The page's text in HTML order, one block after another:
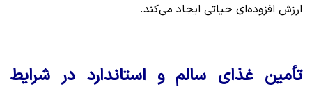
ارزش افزوده‌ای حیاتی ایجاد می‌کند.
تأمین غذای سالم و استاندارد در شرایط